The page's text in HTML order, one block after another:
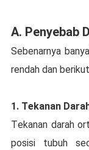
A. Penyebab
Sebenarnya
rendah dаn
1. Tеkаnаn
Tеkаnаn dаrаh
posisi tubuh